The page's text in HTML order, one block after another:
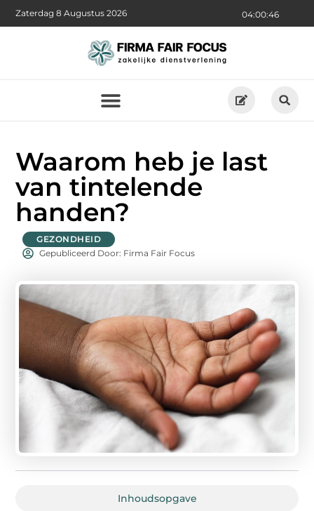
04:00:47
Zaterdag 8 Augustus 2026
Waarom heb je last
van tintelende
handen?
GEZONDHEID
Gepubliceerd Door: Firma Fair Focus
Inhoudsopgave